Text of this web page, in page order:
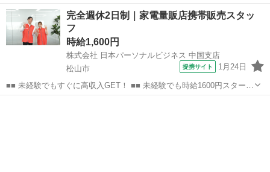
なので、すぐに高収入!! 社員登用制度もあるので、ゆくゆくは社員に
なんてキャリアアップも目指せます!! ■■ 来社不要！カンタン電話登
録!! ■■...
愛媛 新居浜市 店長
完全週休2日制｜家電量販店携帯販売スタッ
フ
時給1,600円
株式会社 日本パーソナルビジネス 中国支店
松山市
提携サイト 1月24日
■■ 未経験でもすぐに高収入GET！ ■■ 未経験でも時給1600円スタート
なので、すぐに高収入!! 社員登用制度もあるので、ゆくゆくは社員に